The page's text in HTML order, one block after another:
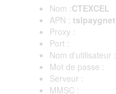
Nom :CTEXCEL
APN : tslpaygnet
Proxy :
Port :
Nom d'utilisateur :
Mot de passe :
Serveur :
MMSC :